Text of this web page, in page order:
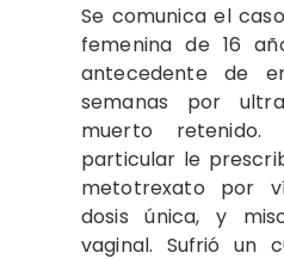
Se comunica el
femenina de 16
antecedente de
semanas por
muerto
particular le
metotrexato por
dosis única, y
vaginal. Sufrió un